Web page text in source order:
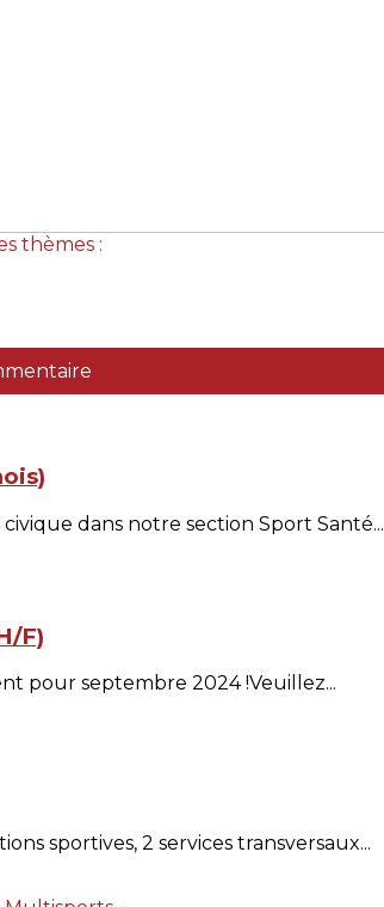
thèmes :
dans notre section Sport Santé...
F)
pour septembre 2024 !Veuillez...
sportives, 2 services transversaux...